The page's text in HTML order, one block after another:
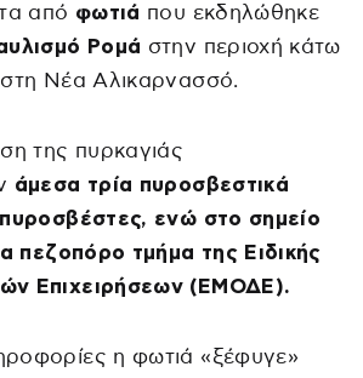
από φωτιά που εκδηλώθηκε
Ρομά στην περιοχή κάτω
Νέα Αλικαρνασσό.
της πυρκαγιάς
άμεσα τρία πυροσβεστικά
ενώ στο σημείο
πεζοπόρο τμήμα της Ειδικής
Επιχειρήσεων (ΕΜΟΔΕ).
η φωτιά «ξέφυγε»